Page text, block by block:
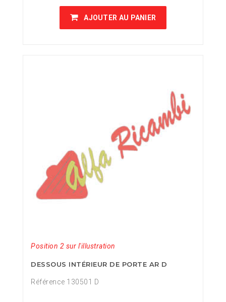
AJOUTER AU PANIER
Position 2 sur l'illustration
DESSOUS INTÉRIEUR DE PORTE AR D
Référence 130501 D